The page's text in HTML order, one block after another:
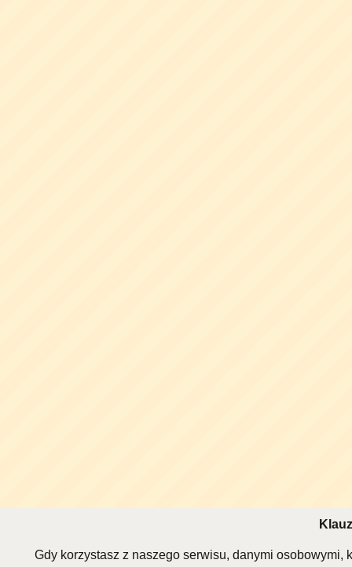
Gdy korzystasz z naszego serwisu, danymi osobowymi,